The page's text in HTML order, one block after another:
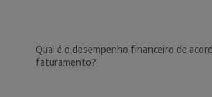
Qual é o desempenho financeiro de
faturamento?